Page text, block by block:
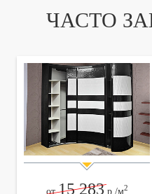
ЧАСТО
от15 283 р./м2